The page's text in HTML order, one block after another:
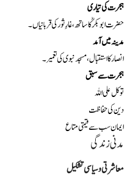
ہجرت کی تیاری
حضرت ابو بکرؓ کا ساتھ، غارِ ثور کی قربانیاں۔
مدینہ میں آمد
انصار کا استقبال، مسجد نبوی کی تعمیر۔
ہجرت سے سبق
توکل علی اللہ
دین کی حفاظت
ایمان سب سے قیمتی متاع
مدنی زندگی
معاشرتی و سیاسی تشکیل